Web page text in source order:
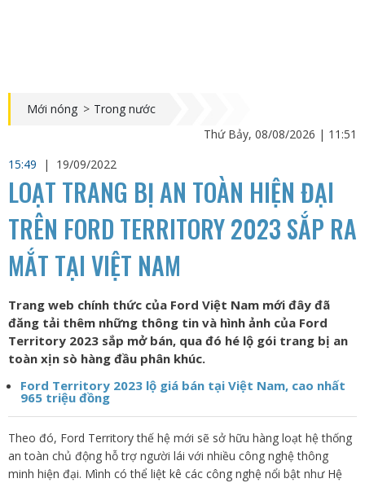
Mới nóng > Trong nước
Thứ Bảy, 08/08/2026 | 11:51
15:49
| 19/09/2022
LOẠT TRANG BỊ AN TOÀN HIỆN ĐẠI
TRÊN FORD TERRITORY 2023 SẮP RA
MẮT TẠI VIỆT NAM
Trang web chính thức của Ford Việt Nam mới đây đã
đăng tải thêm những thông tin và hình ảnh của Ford
Territory 2023 sắp mở bán, qua đó hé lộ gói trang bị an
toàn xịn sò hàng đầu phân khúc.
Ford Territory 2023 lộ giá bán tại Việt Nam, cao nhất
965 triệu đồng
Theo đó, Ford Territory thế hệ mới sẽ sở hữu hàng loạt hệ thống
an toàn chủ động hỗ trợ người lái với nhiều công nghệ thông
minh hiện đại. Mình có thể liệt kê các công nghệ nổi bật như Hệ